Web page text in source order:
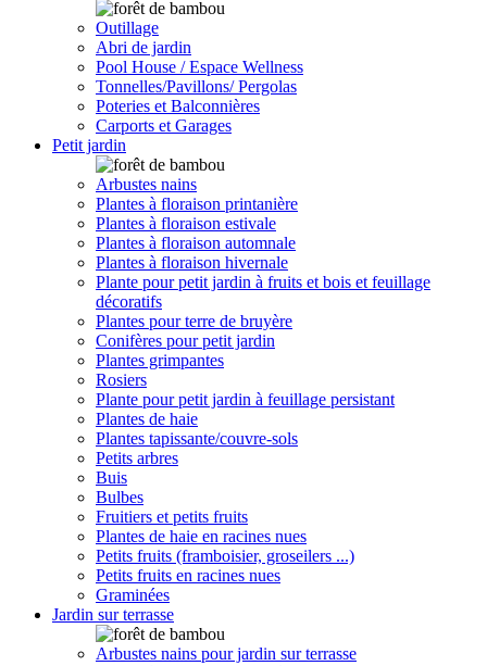
Outillage
Abri de jardin
Pool House / Espace Wellness
Tonnelles/Pavillons/ Pergolas
Poteries et Balconnières
Carports et Garages
Petit jardin
Arbustes nains
Plantes à floraison printanière
Plantes à floraison estivale
Plantes à floraison automnale
Plantes à floraison hivernale
Plante pour petit jardin à fruits et bois et feuillage
décoratifs
Plantes pour terre de bruyère
Conifères pour petit jardin
Plantes grimpantes
Rosiers
Plante pour petit jardin à feuillage persistant
Plantes de haie
Plantes tapissante/couvre-sols
Petits arbres
Buis
Bulbes
Fruitiers et petits fruits
Plantes de haie en racines nues
Petits fruits (framboisier, groseilers ...)
Petits fruits en racines nues
Graminées
Jardin sur terrasse
Arbustes nains pour jardin sur terrasse